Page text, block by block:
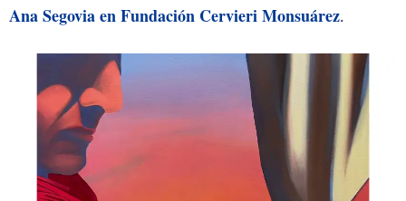
Ana Segovia en Fundación Cervieri Monsuárez.